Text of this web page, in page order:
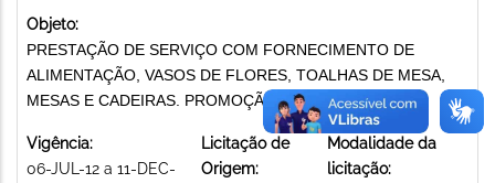
Objeto:
PRESTAÇÃO DE SERVIÇO COM FORNECIMENTO DE
ALIMENTAÇÃO, VASOS DE FLORES, TOALHAS DE MESA,
MESAS E CADEIRAS. PROMOÇÃO DE EVENTOS
Vigência:
06-JUL-12 a 11-DEC-
Licitação de
Origem:
Modalidade da
licitação: